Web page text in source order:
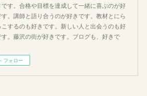
です。合格や目標を達成して一緒に喜ぶのが好
す。講師と語り合うのが好きです。教材とにら
こするのも好きです。新しい人と出会うのも好
す。藤沢の街が好きです。ブログも、好きで
フォロー